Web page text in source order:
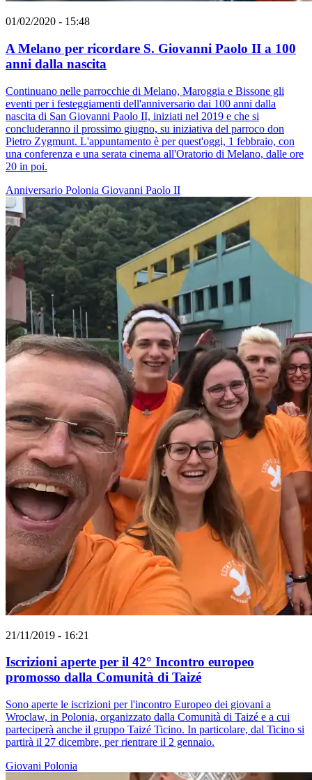
01/02/2020 - 15:48
A Melano per ricordare S. Giovanni Paolo II a 100
anni dalla nascita
Continuano nelle parrocchie di Melano, Maroggia e Bissone gli
eventi per i festeggiamenti dell'anniversario dai 100 anni dalla
nascita di San Giovanni Paolo II, iniziati nel 2019 e che si
concluderanno il prossimo giugno, su iniziativa del parroco don
Pietro Zygmunt. L'appuntamento è per quest'oggi, 1 febbraio, con
una conferenza e una serata cinema all'Oratorio di Melano, dalle ore
20 in poi.
Anniversario Polonia Giovanni Paolo II
21/11/2019 - 16:21
Iscrizioni aperte per il 42° Incontro europeo
promosso dalla Comunità di Taizé
Sono aperte le iscrizioni per l'incontro Europeo dei giovani a
Wroclaw, in Polonia, organizzato dalla Comunità di Taizé e a cui
parteciperà anche il gruppo Taizé Ticino. In particolare, dal Ticino si
partirà il 27 dicembre, per rientrare il 2 gennaio.
Giovani Polonia